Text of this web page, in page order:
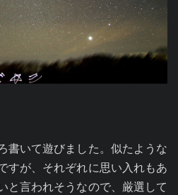
書いて遊びました。似たような
すが、それぞれに思い入れもあ
と言われそうなので、厳選して